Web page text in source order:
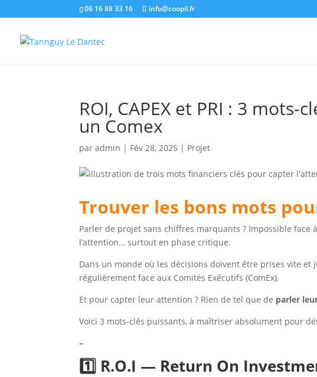
06 16 88 33 16 info@coopil.fr
ROI, CAPEX et PRI : 3
un Comex
paradmin | Fév 28, 2025 | Projet
Trouver les bons mots
Parler de projet sans chiffres marquants ? Impossible face
l’attention… surtout en phase critique.
Dans un monde où les décisions doivent être prises vite
régulièrement face aux Comités Exécutifs (ComEx).
Et pour capter leur attention ? Rien de tel que de parler
Voici 3 mots-clés puissants, à maîtriser absolument pour
–
1️⃣ R.O.I — Return On